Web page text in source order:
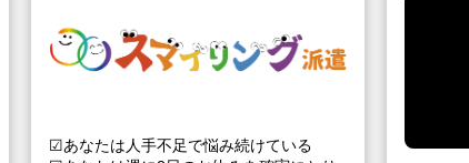
☑あなたは人手不足で悩み続けている